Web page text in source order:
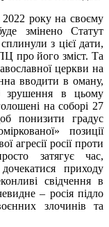
року на своєму
змінено Статут
з цієї дати,
про його зміст. Та
церкви на
вводити в оману,
зрушення в цьому
на соборі 27
понизити градус
позиції
агресії росії проти
затягує час,
приходу
свідчення в
– росія підло
злочинів та